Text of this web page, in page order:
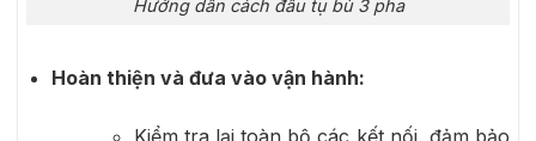
Hướng dẫn cách đấu tụ bù 3 pha
Hoàn thiện và đưa vào vận hành: